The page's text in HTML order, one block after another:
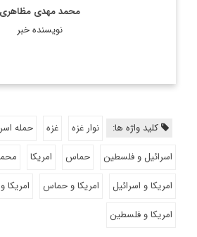
محمد مهدی مظاهری
نویسنده خبر
کلید واژه ها: نوار غزه غزه
حمله
اسرائیل و فلسطین
حماس امریکا
امریکا و اسرائیل
امریکا و حماس
امریکا و فلسطین